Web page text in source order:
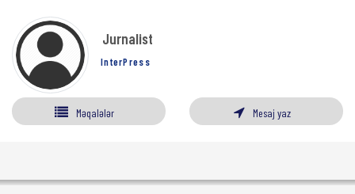
Jurnalist
InterPress
Məqalələr Mesaj yaz